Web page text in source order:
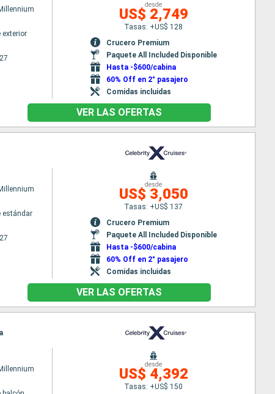
exterior
desde
US$ 2,749
Tasas: +US$ 128
Crucero Premium
Paquete All Included Disponible
Hasta -$600/cabina
60% Off en 2° pasajero
Comidas incluidas
VER LAS OFERTAS
estándar
desde
US$ 3,050
Tasas: +US$ 137
Crucero Premium
Paquete All Included Disponible
Hasta -$600/cabina
60% Off en 2° pasajero
Comidas incluidas
VER LAS OFERTAS
desde
US$ 4,392
Tasas: +US$ 150